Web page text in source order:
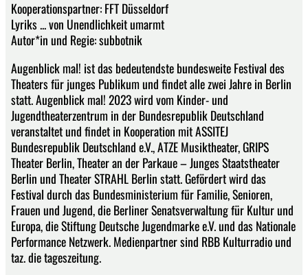
Kooperationspartner: FFT Düsseldorf
Lyriks ... von Unendlichkeit umarmt
Autor*in und Regie: subbotnik
Augenblick mal! ist das bedeutendste bundesweite Festival des
Theaters für junges Publikum und findet alle zwei Jahre in Berlin
statt. Augenblick mal! 2023 wird vom Kinder- und
Jugendtheaterzentrum in der Bundesrepublik Deutschland
veranstaltet und findet in Kooperation mit ASSITEJ
Bundesrepublik Deutschland e.V., ATZE Musiktheater, GRIPS
Theater Berlin, Theater an der Parkaue – Junges Staatstheater
Berlin und Theater STRAHL Berlin statt. Gefördert wird das
Festival durch das Bundesministerium für Familie, Senioren,
Frauen und Jugend, die Berliner Senatsverwaltung für Kultur und
Europa, die Stiftung Deutsche Jugendmarke e.V. und das Nationale
Performance Netzwerk. Medienpartner sind RBB Kulturradio und
taz. die tageszeitung.